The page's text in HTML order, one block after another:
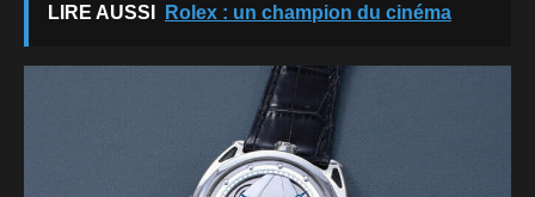
LIRE AUSSI Rolex : un champion du cinéma